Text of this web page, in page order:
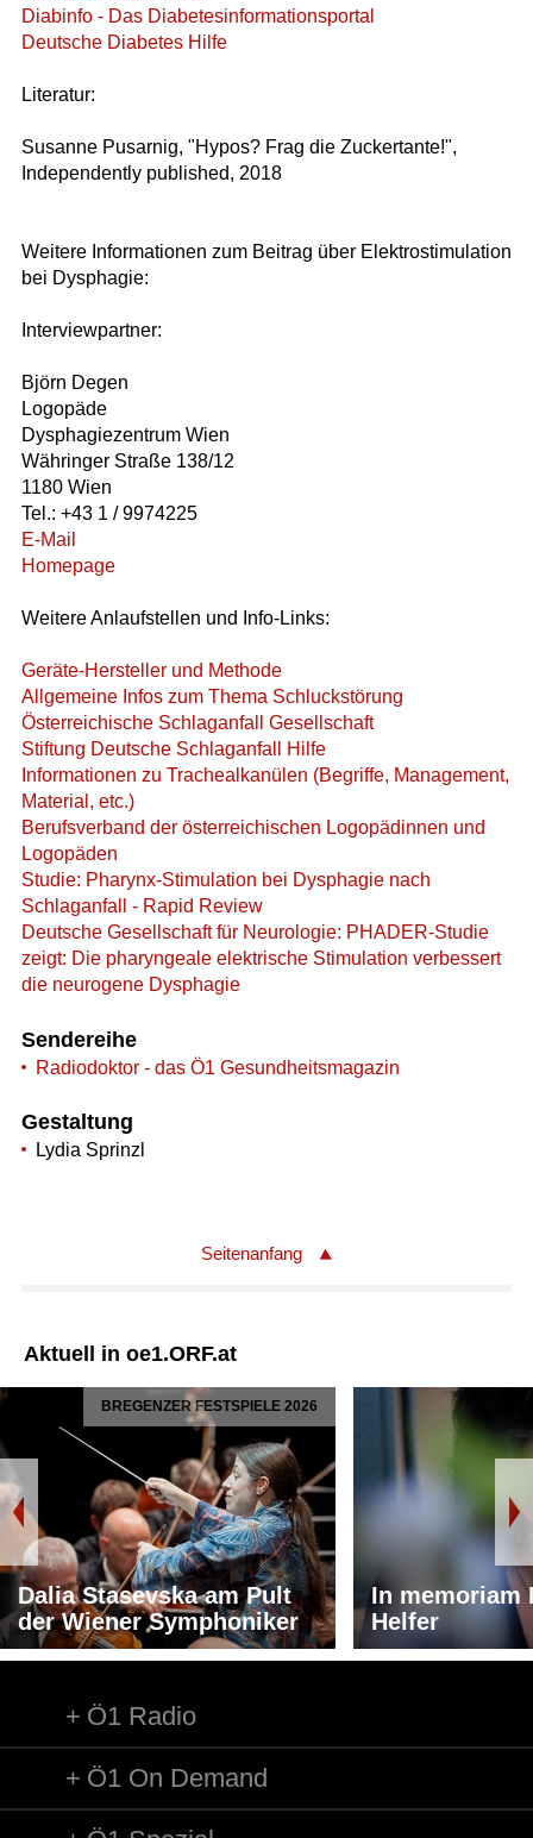
Diabinfo - Das Diabetesinformationsportal
Deutsche Diabetes Hilfe
Literatur:
Susanne Pusarnig, "Hypos? Frag die Zuckertante!",
Independently published, 2018
Weitere Informationen zum Beitrag über Elektrostimulation
bei Dysphagie:
Interviewpartner:
Björn Degen
Logopäde
Dysphagiezentrum Wien
Währinger Straße 138/12
1180 Wien
Tel.: +43 1 / 9974225
E-Mail
Homepage
Weitere Anlaufstellen und Info-Links:
Geräte-Hersteller und Methode
Allgemeine Infos zum Thema Schluckstörung
Österreichische Schlaganfall Gesellschaft
Stiftung Deutsche Schlaganfall Hilfe
Informationen zu Trachealkanülen (Begriffe, Management,
Material, etc.)
Berufsverband der österreichischen Logopädinnen und
Logopäden
Studie: Pharynx-Stimulation bei Dysphagie nach
Schlaganfall - Rapid Review
Deutsche Gesellschaft für Neurologie: PHADER-Studie
zeigt: Die pharyngeale elektrische Stimulation verbessert
die neurogene Dysphagie
Sendereihe
Radiodoktor - das Ö1 Gesundheitsmagazin
Gestaltung
Lydia Sprinzl
Seitenanfang
Aktuell in oe1.ORF.at
BREGENZER FESTSPIELE 2026
Dalia Stasevska am Pult
der Wiener Symphoniker
In memoriam
Helfer
Ö1 Radio
Ö1 On Demand